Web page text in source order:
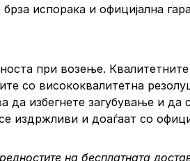
испорака и официјална
при возење.
со висококвалитетна
да избегнете загубување и да
издржливи и доаѓаат со
на бесплатната